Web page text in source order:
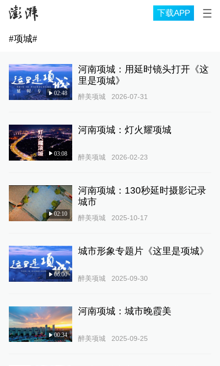
下载APP
#项城#
02:48
河南项城：用延时镜头打开《这
里是项城》
醉美项城 2026-07-31
03:08
河南项城：灯火耀项城
醉美项城 2026-02-23
02:10
河南项城：130秒延时摄影记录
城市
醉美项城 2025-10-17
06:00
城市形象专题片《这里是项城》
醉美项城 2025-09-30
00:34
河南项城：城市晚霞美
醉美项城 2025-09-25